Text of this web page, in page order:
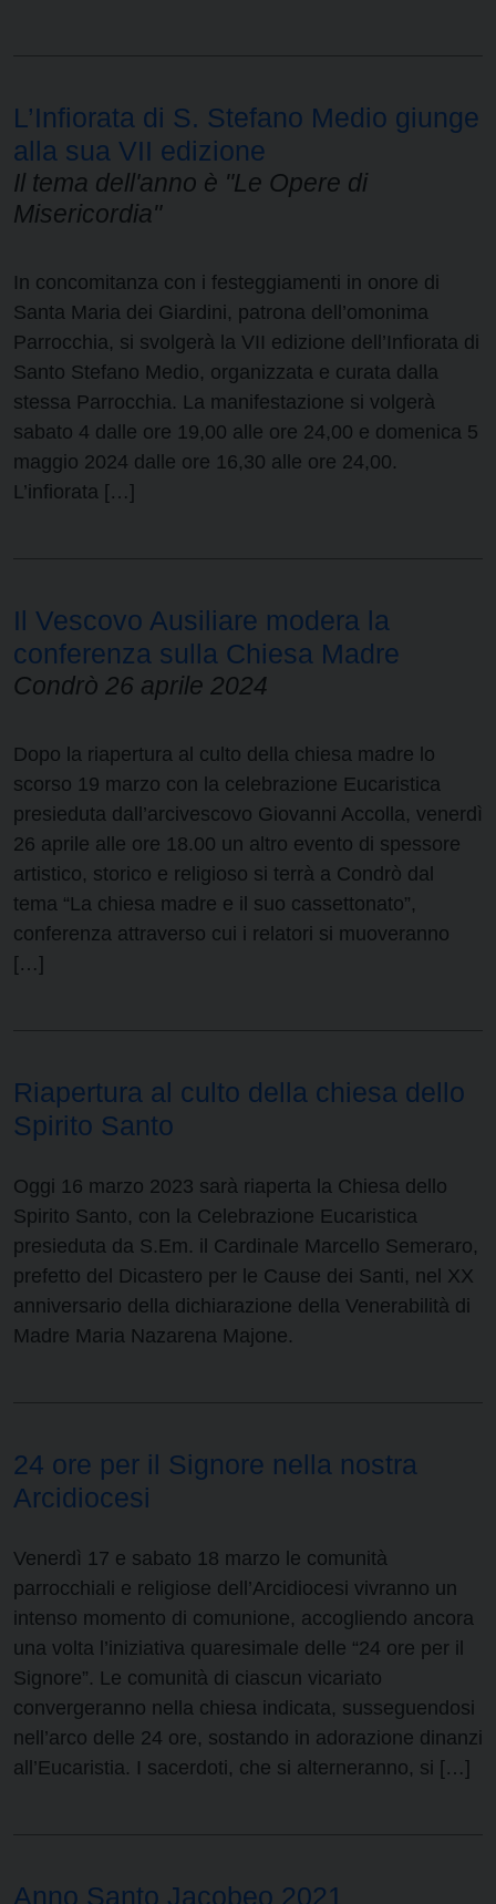
L’Infiorata di S. Stefano Medio giunge
alla sua VII edizione
Il tema dell'anno è "Le Opere di
Misericordia"
In concomitanza con i festeggiamenti in onore di
Santa Maria dei Giardini, patrona dell’omonima
Parrocchia, si svolgerà la VII edizione dell’Infiorata di
Santo Stefano Medio, organizzata e curata dalla
stessa Parrocchia. La manifestazione si volgerà
sabato 4 dalle ore 19,00 alle ore 24,00 e domenica 5
maggio 2024 dalle ore 16,30 alle ore 24,00.
L’infiorata […]
Il Vescovo Ausiliare modera la
conferenza sulla Chiesa Madre
Condrò 26 aprile 2024
Dopo la riapertura al culto della chiesa madre lo
scorso 19 marzo con la celebrazione Eucaristica
presieduta dall’arcivescovo Giovanni Accolla, venerdì
26 aprile alle ore 18.00 un altro evento di spessore
artistico, storico e religioso si terrà a Condrò dal
tema “La chiesa madre e il suo cassettonato”,
conferenza attraverso cui i relatori si muoveranno
[…]
Riapertura al culto della chiesa dello
Spirito Santo
Oggi 16 marzo 2023 sarà riaperta la Chiesa dello
Spirito Santo, con la Celebrazione Eucaristica
presieduta da S.Em. il Cardinale Marcello Semeraro,
prefetto del Dicastero per le Cause dei Santi, nel XX
anniversario della dichiarazione della Venerabilità di
Madre Maria Nazarena Majone.
24 ore per il Signore nella nostra
Arcidiocesi
Venerdì 17 e sabato 18 marzo le comunità
parrocchiali e religiose dell’Arcidiocesi vivranno un
intenso momento di comunione, accogliendo ancora
una volta l’iniziativa quaresimale delle “24 ore per il
Signore”. Le comunità di ciascun vicariato
convergeranno nella chiesa indicata, susseguendosi
nell’arco delle 24 ore, sostando in adorazione dinanzi
all’Eucaristia. I sacerdoti, che si alterneranno, si […]
Anno Santo Jacobeo 2021